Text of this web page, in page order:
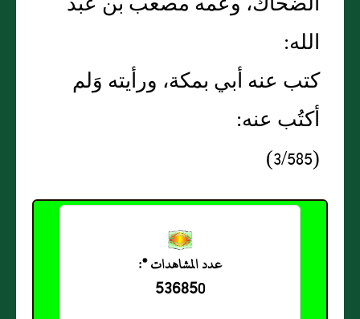
الله:
كتب عنه أبي بمكة، ورأيته وَلم
أكتُب عنه:
(3/585)
عدد المشاهدات *:
536850